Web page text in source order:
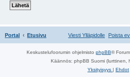
Portal Etusivu Poista
Viesti Ylläpidolle
Keskustelufoorumin ohjelmisto phpBB®
Käännös: phpBB Suomi (lurttinen,
Yksityisyys | Ehdot